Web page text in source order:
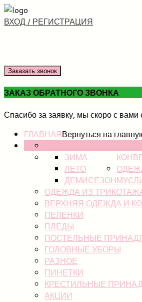
ВХОД / РЕГИСТРАЦИЯ
Заказать звонок
ЗАКАЗ ОБРАТНОГО ЗВОНКА
Спасибо за заявку, мы скоро с вами
ГЛАВНАЯВернуться на
ЗИМА
ЛЕТО
ДЕМИСЕЗОН
ОДЕЖДА ИЗ
ВЕРХНЯЯ ОДЕЖДА И
ПЕЛЕНКИ
ПЛЕДЫ
ПОСТЕЛЬНЫЕ
ГОЛОВНЫЕ УБОРЫ
РАЗНОЕ
ПИНЕТКИ
КРЕСТИЛЬНЫЕ
АКЦИИ